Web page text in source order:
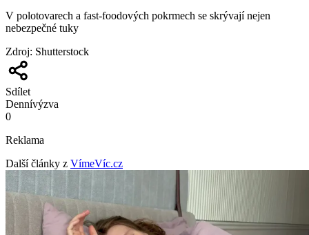
V polotovarech a fast-foodových pokrmech se skrývají nejen
nebezpečné tuky
Zdroj: Shutterstock
Sdílet
Dennívýzva
0
Reklama
Další články z VímeVíc.cz